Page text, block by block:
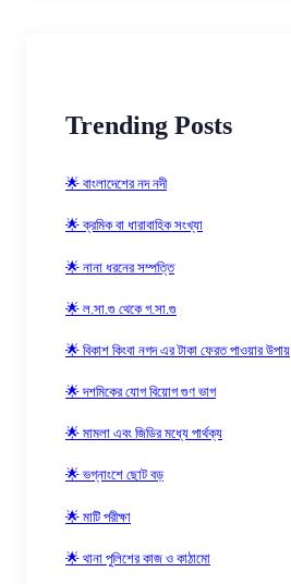
Trending Posts
🌟 বাংলাদেশের নদ নদী
🌟 ক্রমিক বা ধারাবাহিক সংখ্যা
🌟 নানা ধরনের সম্পত্তি
🌟 ল.সা.গু থেকে গ.সা.গু
🌟 বিকাশ কিংবা নগদ এর টাকা ফেরত পাওয়ার উপায়
🌟 দশমিকের যোগ বিয়োগ গুণ ভাগ
🌟 মামলা এবং জিডির মধ্যে পার্থক্য
🌟 ভগ্নাংশে ছোট বড়
🌟 মাটি পরীক্ষা
🌟 থানা পুলিশের কাজ ও কাঠামো